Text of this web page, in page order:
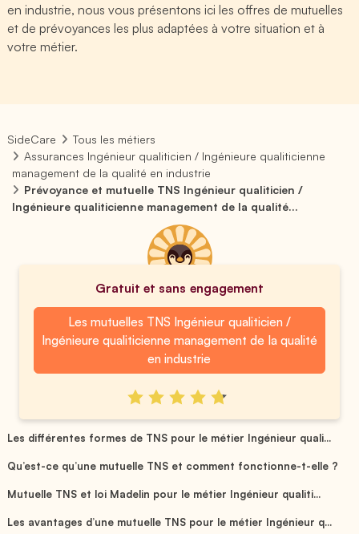
en industrie, nous vous présentons ici les offres de mutuelles
et de prévoyances les plus adaptées à votre situation et à
votre métier.
SideCare
Tous les métiers
Assurances Ingénieur qualiticien / Ingénieure qualiticienne
management de la qualité en industrie
Prévoyance et mutuelle TNS Ingénieur qualiticien /
Ingénieure qualiticienne management de la qualité...
Gratuit et sans engagement
Les mutuelles TNS Ingénieur qualiticien /
Ingénieure qualiticienne management de la qualité
en industrie
Les différentes formes de TNS pour le métier Ingénieur quali...
Qu’est-ce qu’une mutuelle TNS et comment fonctionne-t-elle ?
Mutuelle TNS et loi Madelin pour le métier Ingénieur qualiti...
Les avantages d’une mutuelle TNS pour le métier Ingénieur q...